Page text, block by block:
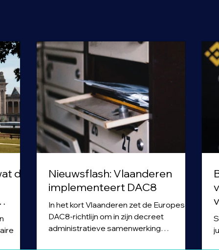
de
Nieuwsflash: Vlaanderen
implementeert DAC8
In het kort Vlaanderen zet de Europese
DAC8-richtlijn om in zijn decreet
administratieve samenwerking